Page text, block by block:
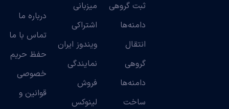
ثبت گروهی
دامنه‌ها
انتقال
گروهی
دامنه‌ها
ساخت
میزبانی
اشتراکی
ویندوز ایران
نمایندگی
فروش
لینوکس
درباره ما
تماس با ما
حفظ حریم
خصوصی
قوانین و